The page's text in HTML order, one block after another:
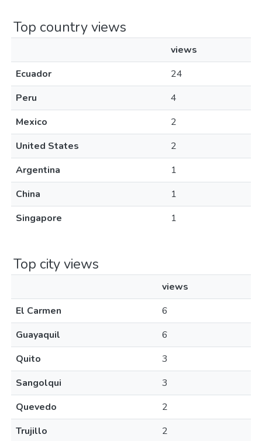
Top country views
views
Ecuador
24
Peru
4
Mexico
2
United States
2
Argentina
1
China
1
Singapore
1
Top city views
views
El Carmen
6
Guayaquil
6
Quito
3
Sangolqui
3
Quevedo
2
Trujillo
2